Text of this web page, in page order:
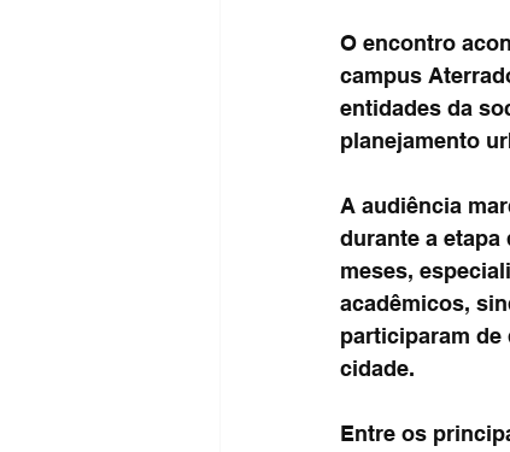
O encontro
campus
entidades da
planejamento
A audiência
durante a
meses,
acadêmicos,
participaram de
cidade.
Entre os